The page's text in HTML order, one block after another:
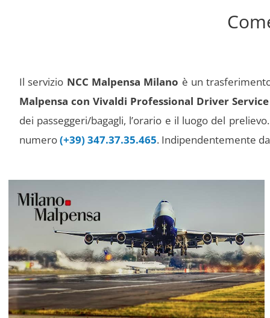
Il servizio NCC Malpensa Milano è un
Malpensa con Vivaldi Professional Driver Service
dei passeggeri/bagagli, l’orario e il luogo del
numero(+39) 347.37.35.465. Indipendentemente